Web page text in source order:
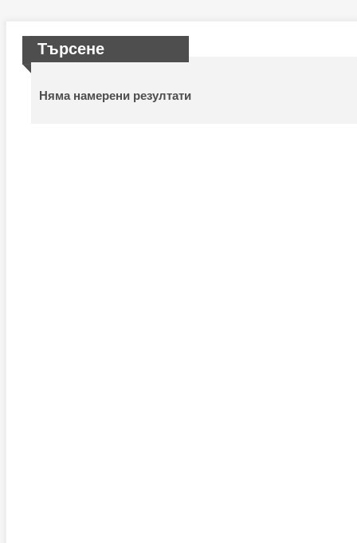
Търсене
Няма намерени резултати